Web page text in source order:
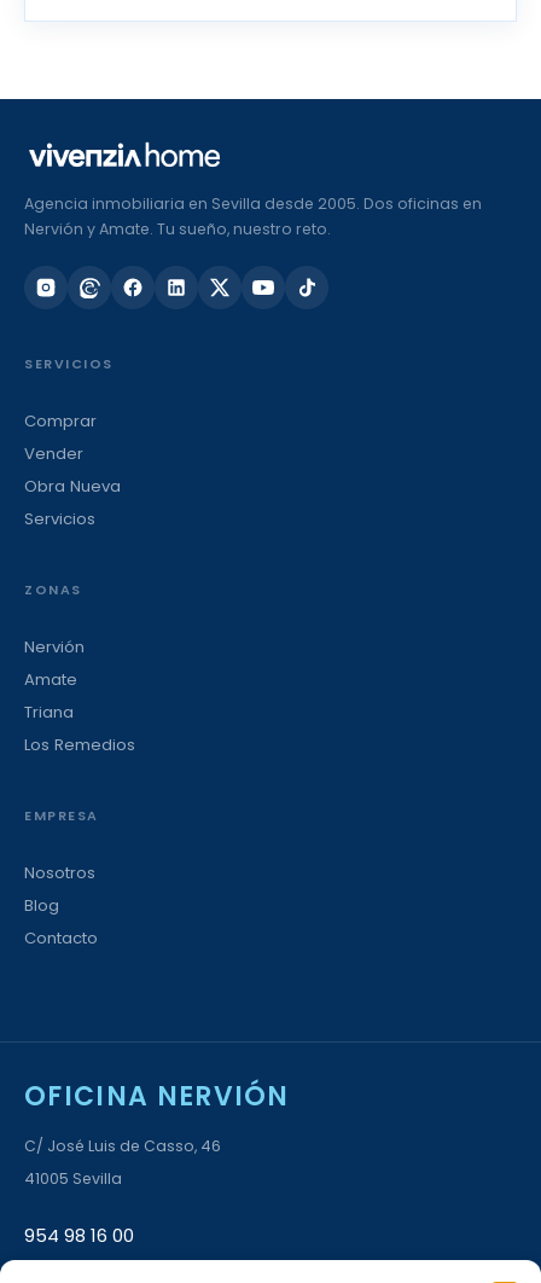
Agencia inmobiliaria en Sevilla desde 2005. Dos oficinas en
Nervión y Amate. Tu sueño, nuestro reto.
SERVICIOS
Comprar
Vender
Obra Nueva
Servicios
ZONAS
Nervión
Amate
Triana
Los Remedios
EMPRESA
Nosotros
Blog
Contacto
OFICINA NERVIÓN
C/ José Luis de Casso, 46
41005 Sevilla
954 98 16 00